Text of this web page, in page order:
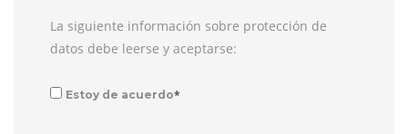
La siguiente información sobre protección de
datos debe leerse y aceptarse:
Estoy de acuerdo*